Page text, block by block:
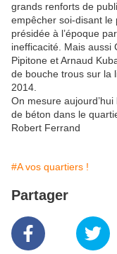
grands renforts de
empêcher soi-disant le
présidée à l’époque
inefficacité. Mais aussi
Pipitone et Arnaud
de bouche trous sur la
2014.
On mesure
de béton dans le
Robert Ferrand
#A vos quartiers !
Partager